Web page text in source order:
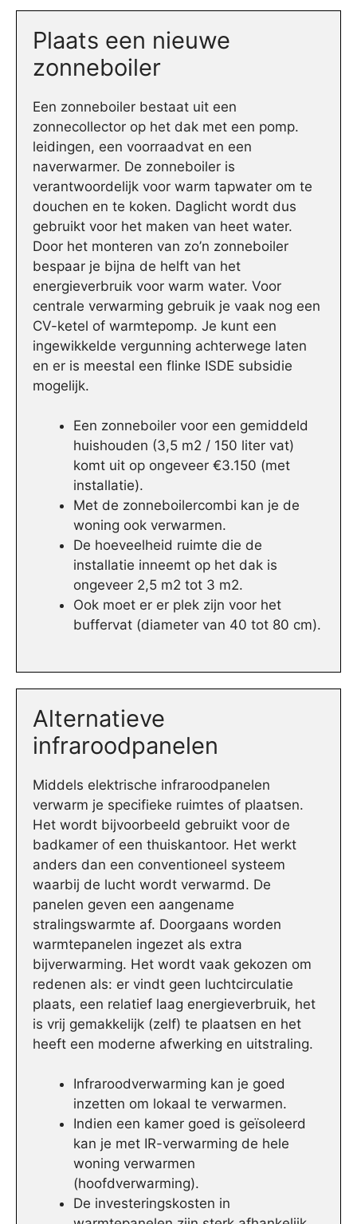
Plaats een nieuwe
zonneboiler
Een zonneboiler bestaat uit een
zonnecollector op het dak met een pomp.
leidingen, een voorraadvat en een
naverwarmer. De zonneboiler is
verantwoordelijk voor warm tapwater om te
douchen en te koken. Daglicht wordt dus
gebruikt voor het maken van heet water.
Door het monteren van zo’n zonneboiler
bespaar je bijna de helft van het
energieverbruik voor warm water. Voor
centrale verwarming gebruik je vaak nog een
CV-ketel of warmtepomp. Je kunt een
ingewikkelde vergunning achterwege laten
en er is meestal een flinke ISDE subsidie
mogelijk.
Een zonneboiler voor een gemiddeld
huishouden (3,5 m2 / 150 liter vat)
komt uit op ongeveer €3.150 (met
installatie).
Met de zonneboilercombi kan je de
woning ook verwarmen.
De hoeveelheid ruimte die de
installatie inneemt op het dak is
ongeveer 2,5 m2 tot 3 m2.
Ook moet er er plek zijn voor het
buffervat (diameter van 40 tot 80 cm).
Alternatieve
infraroodpanelen
Middels elektrische infraroodpanelen
verwarm je specifieke ruimtes of plaatsen.
Het wordt bijvoorbeeld gebruikt voor de
badkamer of een thuiskantoor. Het werkt
anders dan een conventioneel systeem
waarbij de lucht wordt verwarmd. De
panelen geven een aangename
stralingswarmte af. Doorgaans worden
warmtepanelen ingezet als extra
bijverwarming. Het wordt vaak gekozen om
redenen als: er vindt geen luchtcirculatie
plaats, een relatief laag energieverbruik, het
is vrij gemakkelijk (zelf) te plaatsen en het
heeft een moderne afwerking en uitstraling.
Infraroodverwarming kan je goed
inzetten om lokaal te verwarmen.
Indien een kamer goed is geïsoleerd
kan je met IR-verwarming de hele
woning verwarmen
(hoofdverwarming).
De investeringskosten in